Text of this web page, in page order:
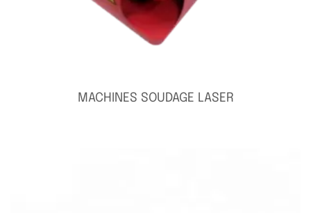
MACHINES SOUDAGE LASER